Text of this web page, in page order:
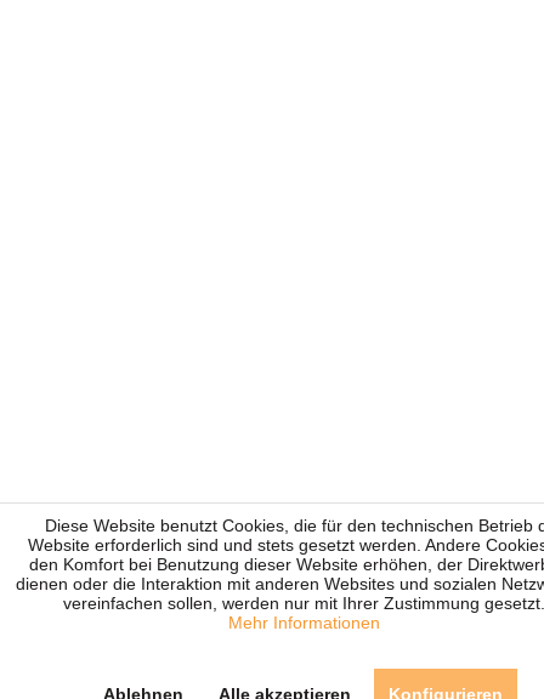
Diese Website benutzt Cookies, die für den technischen Betrieb
Website erforderlich sind und stets gesetzt werden. Andere
den Komfort bei Benutzung dieser Website erhöhen, der
dienen oder die Interaktion mit anderen Websites und sozialen
vereinfachen sollen, werden nur mit Ihrer Zustimmung gesetzt.
Mehr Informationen
Ablehnen Alle akzeptieren Konfigurieren